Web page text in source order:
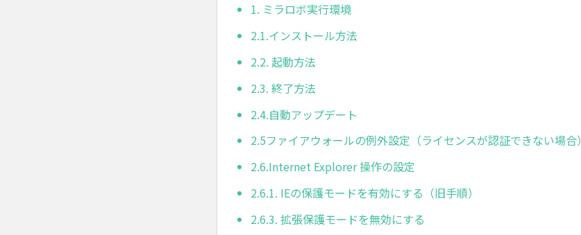
1. ミラロボ実行環境
2.1.インストール方法
2.2. 起動方法
2.3. 終了方法
2.4.自動アップデート
2.5ファイアウォールの例外設定（ライセンスが認証できない場合）
2.6.Internet Explorer 操作の設定
2.6.1. IEの保護モードを有効にする（旧手順）
2.6.3. 拡張保護モードを無効にする